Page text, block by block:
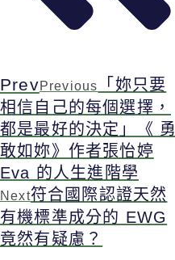
PrevPrevious
「妳只要
相信⾃己的每個選擇，
都是最好的決定」《 勇
敢如妳》作者張怡婷
Eva 的人生進階學
Next符合國際認證天然
有機標準成分的 EWG
竟然有疑慮？